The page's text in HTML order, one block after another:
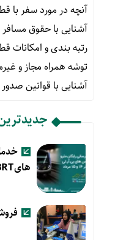
آنچه در مورد سفر با
آشنایی با حقوق
رتبه بندی و امکانات
توشه همراه مجاز و
آشنایی با قوانین
های BRT تبریز در ۱۴ و ۱۵ مرداد